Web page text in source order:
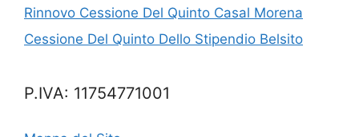
Rinnovo Cessione Del Quinto Casal Morena
Cessione Del Quinto Dello Stipendio Belsito
P.IVA: 11754771001